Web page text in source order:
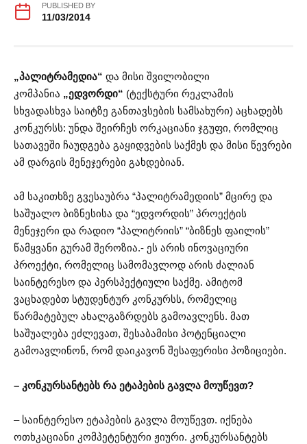
PUBLISHED BY
11/03/2014
„პალიტრამედია“ და მისი შვილობილი
კომპანია „ედვორდი“ (ტექსტური რეკლამის
სხვადასხვა საიტზე განთავსების სამსახური) აცხადებს
კონკურსს: უნდა შეირჩეს ორკაციანი ჯგუფი, რომლიც
სათავეში ჩაუდგება გაყიდვების საქმეს და მისი წევრები
ამ დარგის მენეჯერები გახდებიან.
ამ საკითხზე გვესაუბრა “პალიტრამედიის” მცირე და
საშუალო ბიზნესისა და “ედვორდის” პროექტის
მენეჯერი და რადიო “პალიტრიის” “ბიზნეს ფაილის”
წამყვანი გურამ შეროზია.- ეს არის ინოვაციური
პროექტი, რომელიც სამომავლოდ არის ძალიან
საინტერესო და პერსპექტიული საქმე. ამიტომ
ვაცხადებთ სტუდენტურ კონკურსს, რომელიც
წარმატებულ ახალგაზრდებს გამოავლენს. მათ
საშუალება ეძლევათ, შესაბამისი პოტენციალი
გამოავლინონ, რომ დაიკავონ შესაფერისი პოზიციები.
– კონკურსანტებს რა ეტაპების გავლა მოუწევთ?
– საინტერესო ეტაპების გავლა მოუწევთ. იქნება
ოთხკაციანი კომპეტენტური ჟიური. კონკურსანტებს